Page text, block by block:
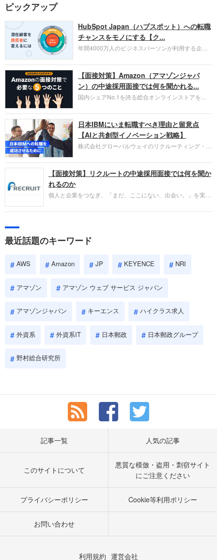
ピックアップ
HubSpot Japan（ハブスポット）への転職
チャンスをモノにする【ク...
年間4000万人のビジネスパーソンが利用する企業
お勧めするイチオシ企業をご紹介します。今回はク
ラウド型CRMプラットフォームを提供する
HubSpot Japan（ハブスポット・ジャパン）株式会
社です。採用面接対策の企業研究にご活用くださ
い。
【面接対策】Amazon（アマゾンジャパ
ン）の中途採用面接では何を聞かれる...
国内シェアNo.1を誇る総合オンラインストアを運
圧倒的な存在感を持つAmazon。中途採用面接では
過去の具体的な業務成果やリーダーシップの発揮、
失敗からの学びが重視され、人間性やカルチャーフ
ィットも評価対象となり、長期的に成長できる仲間
であるかを多角的に審査されます。
日本IBMにいま転職すべき理由と留意点
【AIと共創型イノベーション戦略】
株式会社グローバルウェイのリクルーティング・パ
パーソンが利用する企業口コミサイト「キャリコ
ネ」の転職エージェントがお勧めするイチオシ企業
IBMです。採用面接対策の企業研究にご活用くださ
い。
【面接対策】リクルートの中途採用面接では何を聞か
れるのか
個人と企業をつなぎ、「まだ、ここにない、出会い。」を実現
やこれまでの成果を具体的に問われるほか、「人間性」も評価
しょう。
最近話題のキーワード
AWS Amazon JP KEYENCE NRI
アマゾン アマゾン ウェブ サービス ジャパン
アマゾンジャパン キーエンス ハイクラス求人
外資系 外資系IT 日本郵政 日本郵政グループ
野村総合研究所
記事一覧 人気の記事
このサイトについて
悪質な模倣・盗用・剽窃サイト
にご注意ください
プライバシーポリシー Cookie等利用ポリシー
お問い合わせ
利用規約 運営会社